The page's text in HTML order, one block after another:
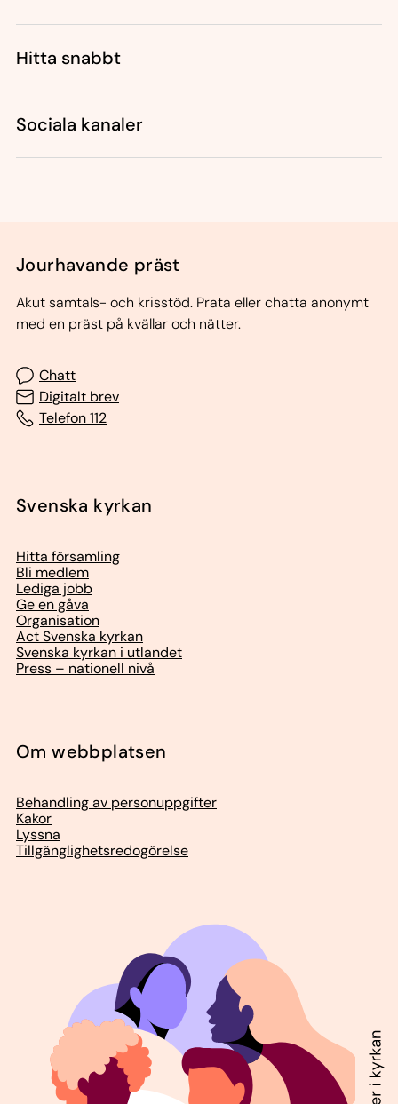
Hitta snabbt
Sociala kanaler
Jourhavande präst
Akut samtals- och krisstöd. Prata eller chatta anonymt
med en präst på kvällar och nätter.
Chatt
Digitalt brev
Telefon 112
Svenska kyrkan
Hitta församling
Bli medlem
Lediga jobb
Ge en gåva
Organisation
Act Svenska kyrkan
Svenska kyrkan i utlandet
Press – nationell nivå
Om webbplatsen
Behandling av personuppgifter
Kakor
Lyssna
Tillgänglighetsredogörelse